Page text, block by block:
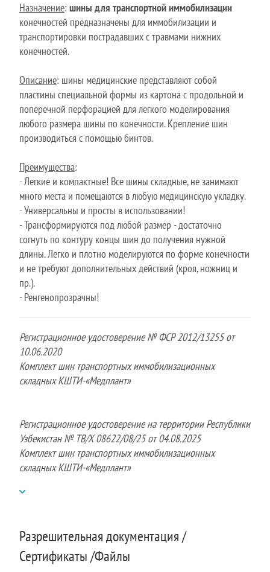
Назначение: шины для транспортной иммобилизации
конечностей предназначены для иммобилизации и
транспортировки пострадавших с травмами нижних
конечностей.
Описание: шины медицинские представляют собой
пластины специальной формы из картона с продольной и
поперечной перфорацией для легкого моделирования
любого размера шины по конечности. Крепление шин
производиться с помощью бинтов.
Преимущества:
- Легкие и компактные! Все шины складные, не занимают
много места и помещаются в любую медицинскую укладку.
- Универсальны и просты в использовании!
- Трансформируются под любой размер - достаточно
согнуть по контуру концы шин до получения нужной
длины. Легко и плотно моделируются по форме конечности
и не требуют дополнительных действий (кроя, ножниц и
пр.).
- Ренгенопрозрачны!
Регистрационное удостоверение № ФСР 2012/13255 от
10.06.2020
Комплект шин транспортных иммобилизационных
складных КШТИ-«Медплант»
Регистрационное удостоверение на территории Республики
Узбекистан № ТВ/Х 08622/08/25 от 04.08.2025
Комплект шин транспортных иммобилизационных
складных КШТИ-«Медплант»
Разрешительная документация /
Сертификаты /Файлы